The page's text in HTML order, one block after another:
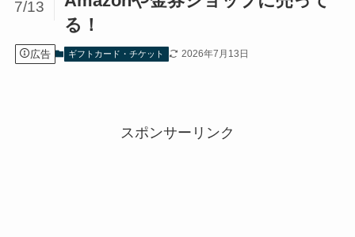
る！
7/13
広告 ギフトカード・チケット 2026年7月13日
スポンサーリンク